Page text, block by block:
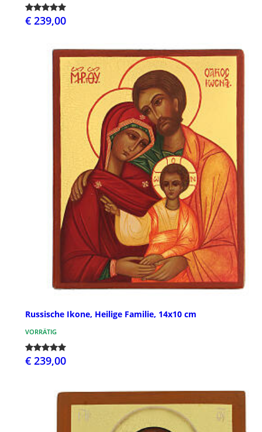
€ 239,00
Russische Ikone, Heilige Familie, 14x10 cm
VORRÄTIG
€ 239,00